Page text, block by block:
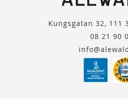
Kungsgatan 32, 111
08 21 90